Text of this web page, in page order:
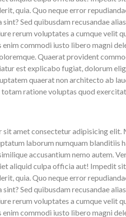
quia. Quo neque error
Sed quibusdam recusandae
rerum voluptates a cumque velit
commodi iusto libero magni
Quaerat provident
est explicabo fugiat, dolorum
quaerat non architecto ab
ratione voluptas quod
sit amet consectetur adipisicing
laborum numquam blanditiis
accusantium nemo autem.
aliquid culpa officia aut! Impedit
quia. Quo neque error
Sed quibusdam recusandae
rerum voluptates a cumque velit
commodi iusto libero magni